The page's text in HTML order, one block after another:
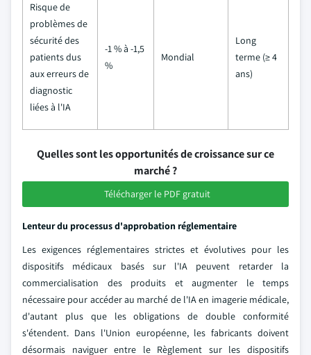
Risque de
problèmes de
sécurité des
patients dus
aux erreurs de
diagnostic
liées à l'IA
-1 % à -1,5
%
Mondial
Long
terme (≥ 4
ans)
Quelles sont les opportunités de croissance sur ce
marché ?
Télécharger le PDF gratuit
Lenteur du processus d'approbation réglementaire
Les exigences réglementaires strictes et évolutives pour les
dispositifs médicaux basés sur l'IA peuvent retarder la
commercialisation des produits et augmenter le temps
nécessaire pour accéder au marché de l'IA en imagerie médicale,
d'autant plus que les obligations de double conformité
s'étendent. Dans l'Union européenne, les fabricants doivent
désormais naviguer entre le Règlement sur les dispositifs